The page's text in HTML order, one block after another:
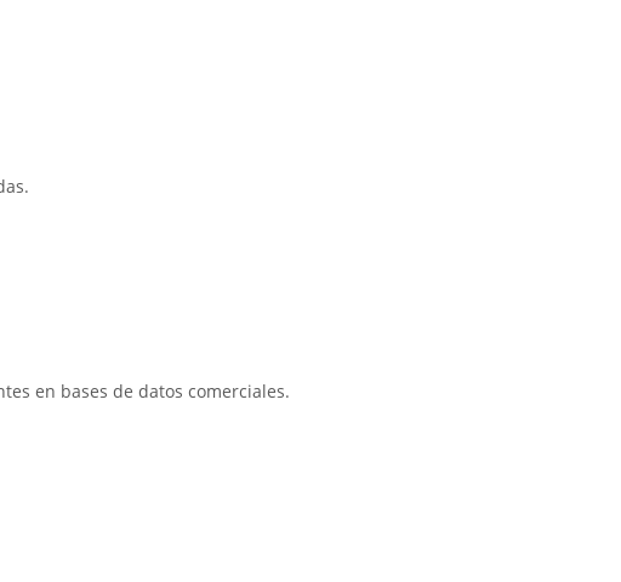
en bases de datos comerciales.